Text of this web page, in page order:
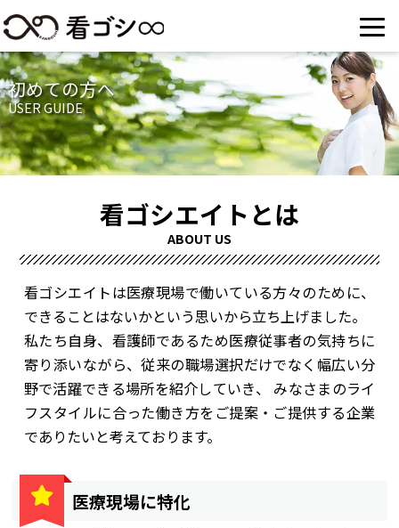
初めての方へ
USER GUIDE
看ゴシエイトとは
ABOUT US
看ゴシエイトは医療現場で働いている方々のために、
できることはないかという思いから立ち上げました。
私たち自身、看護師であるため医療従事者の気持ちに
寄り添いながら、従来の職場選択だけでなく幅広い分
野で活躍できる場所を紹介していき、 みなさまのライ
フスタイルに合った働き方をご提案・ご提供する企業
でありたいと考えております。
医療現場に特化